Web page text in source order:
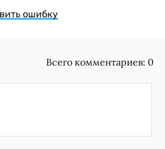
ошибку
Всего комментариев: 0